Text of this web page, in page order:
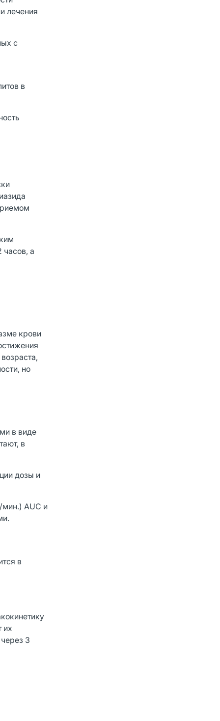
лечения
с
в
часов, а
крови
но
в виде
в
дозы и
мин.) AUC и
в
их
3